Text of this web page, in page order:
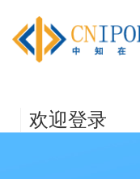
欢迎登录